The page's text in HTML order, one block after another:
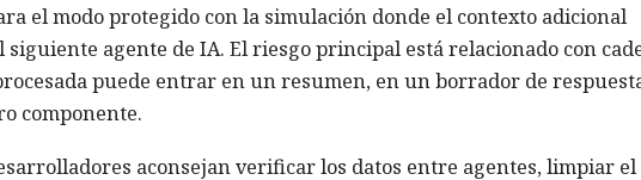
el modo protegido con la simulación donde el contexto adicional
agente de IA. El riesgo principal está relacionado con
puede entrar en un resumen, en un borrador de
componente.
aconsejan verificar los datos entre agentes, limpiar el